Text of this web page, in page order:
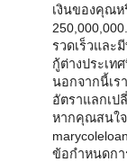
เงินของคุณ
รวดเร็วและ
กู้ต่างประเ
นอกจากนี้เร
อัตราแลกเป
หากคุณสนใจ
ข้อกำหนดกา